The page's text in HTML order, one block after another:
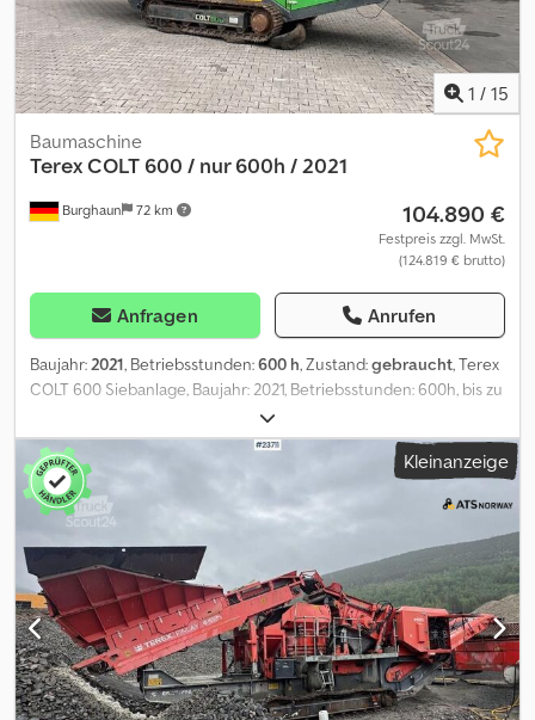
1 / 15
Burghaun 72 km
Baumaschine
TerexCOLT 600 / nur 600h / 2021
104.890 €
Festpreis zzgl. MwSt.
(124.819 € brutto)
Anfragen Anrufen
Baujahr:2021, Betriebsstunden:600 h, Zustand:gebraucht, Terex
COLT 600 Siebanlage, Baujahr: 2021, Betriebsstunden: 600h, bis zu
280t/h, 3m³ Trichter, Motor: Deutz[42kW/56PS], Kettenlaufwerk
95%, Fernsteuerung, Gewicht: 12.000kg, Transportmaße: (L,B,H)
11m x 2,25m x 2,55m, deutsches Fahrzeug, sofort Einsatzbereit, Auf
Wunsch unterbreiten wir Ihnen ein Leasing- oder
Finanzierungsangebot., Herr Mihm (Tel. betreut Sie gerne.,
Weitere Informationen finden Sie auf unserer Homepage.,
Irrtümer und Zwischenverkauf vorbehalten! Terex COLT 600
Screening Plant, Year of Manufacture: 2021, Operating Hours:
600h, Capacity: up to 280t/h, 3m³ hopper, Engine: Deutz
[42kW/56PS], Track system 95%, Remote control, Weight:
12.000kg, Transport Dimensions: (L, W, H) 11 m x 2,25 m x 2,55 m,
German vehicle, ready for immediate use, Upon request, we will
provide you with a leasing or financing offer. Mr. Mihm (Tel. will be
Kleinanzeige